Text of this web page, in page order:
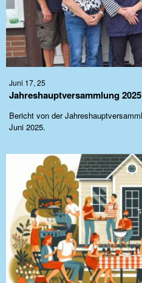
Juni 17, 25
Jahreshauptversammlung 2025
Bericht von der
Juni 2025.